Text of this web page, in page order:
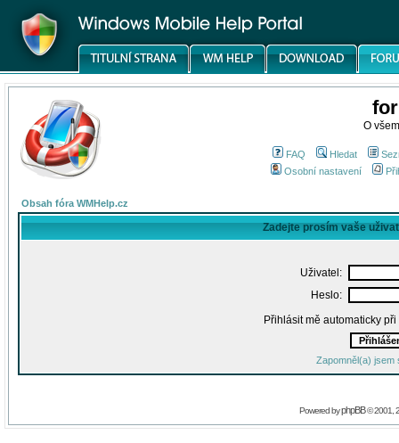
O
FAQ Hledat
Osobní nastavení
Obsah fóra WMHelp.cz
Zadejte prosím vaše
Uživatel:
Heslo:
Přihlásit mě automaticky
Zapomněl(a) jsem
Powered byphpBB© 2001,